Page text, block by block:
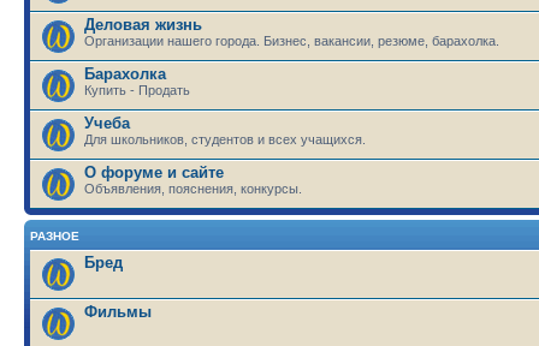
Деловая жизнь
Организации нашего города. Бизнес, вакансии, резюме, барахолка.
Барахолка
Купить - Продать
Учеба
Для школьников, студентов и всех учащихся.
О форуме и сайте
Объявления, пояснения, конкурсы.
РАЗНОЕ
Бред
Фильмы